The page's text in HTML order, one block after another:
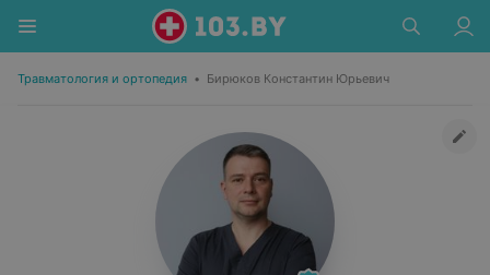
Травматология и ортопедия • Бирюков Константин Юрьевич